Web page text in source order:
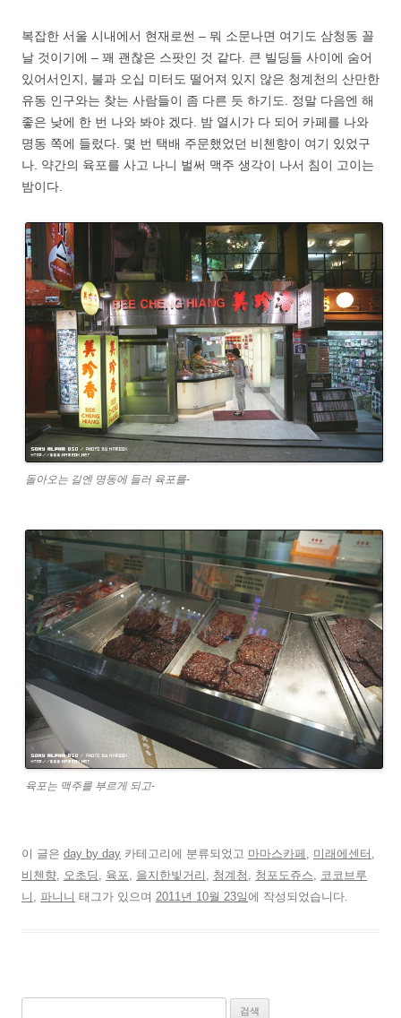
복잡한 서울 시내에서 현재로썬 – 뭐 소문나면 여기도 삼청동 꼴
날 것이기에 – 꽤 괜찮은 스팟인 것 같다. 큰 빌딩들 사이에 숨어
있어서인지, 불과 오십 미터도 떨어져 있지 않은 청계천의 산만한
유동 인구와는 찾는 사람들이 좀 다른 듯 하기도. 정말 다음엔 해
좋은 낮에 한 번 나와 봐야 겠다. 밤 열시가 다 되어 카페를 나와
명동 쪽에 들렀다. 몇 번 택배 주문했었던 비첸향이 여기 있었구
나. 약간의 육포를 사고 나니 벌써 맥주 생각이 나서 침이 고이는
밤이다.
돌아오는 길엔 명동에 들러 육포를-
육포는 맥주를 부르게 되고-
이 글은 day by day 카테고리에 분류되었고 마마스카페 미래에센터
비첸향
오초딩 육포 을지한빛거리 청계청 청포도쥬스
코코브루
니
파니니 태그가 있으며 2011년 10월 23일에 작성되었습니다.